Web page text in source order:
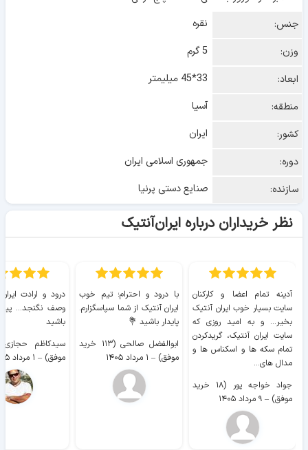
جنس:
نقره
وزن:
5 گرم
ابعاد:
33*45 میلیمتر
منطقه:
آسیا
کشور:
ایران
دوره:
جمهوری اسلامی ایران
سازنده:
صنایع دستی پرنیا
نظر خریداران درباره ایران‌آنتیک
آدینه تمام اعضا و کارکنان
سایت بسیار خوب ايران آنتیک
بخیر... و به امید روزی که
سایت ايران آنتیک، گریدکردن
تمام سکه ها و اسکناس ها و
مدال های...
جواد خواجه پور (۱۸ خرید
موفق) – ۹ مرداد ۱۴۰۵
با درود و احترام؛ تیم خوب
ایران آنتیک از شما سپاسگزارم.
پایدار باشید 💐
ابوالفضل صالحی (۱۱۳ خرید
موفق) – ۱ مرداد ۱۴۰۵
درود و ارادت
وصف نگنجد...
باشید
موفق) – ۱ مرداد ۱۴۰۵